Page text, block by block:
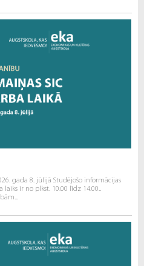
gada 8. jūlijā Studējošo informācijas
ir no plkst. 10.00 līdz 14.00..